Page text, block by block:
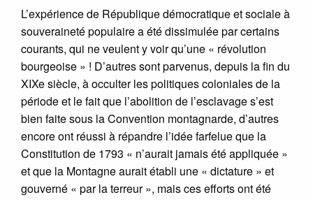
L’expérience de République démocratique et sociale à
souveraineté populaire a été dissimulée par certains
courants, qui ne veulent y voir qu’une « révolution
bourgeoise » ! D’autres sont parvenus, depuis la fin du
XIXe siècle, à occulter les politiques coloniales de la
période et le fait que l’abolition de l’esclavage s’est
bien faite sous la Convention montagnarde, d’autres
encore ont réussi à répandre l’idée farfelue que la
Constitution de 1793 « n’aurait jamais été appliquée »
et que la Montagne aurait établi une « dictature » et
gouverné « par la terreur », mais ces efforts ont été